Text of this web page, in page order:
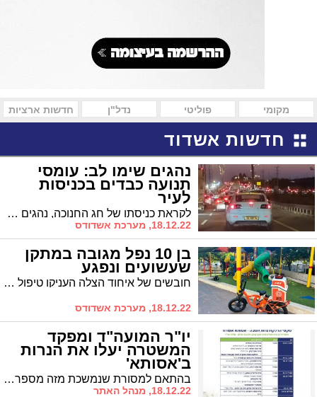
מקומי פוליטי נדל"ן חדשות ארציות
חדשות אשדוד
נהגים שימו לב: עומסי
תנועה כבדים בכניסות
לעיר
לקראת כניסתו של חג החנוכה, נהגים מדווחים בשעה זו על עומסי תנועה כבדים בכניסות לעיר * נהגים סעו בזהירות!
18.12.22, מערכת אשדודס
בן 10 נפל מגובה במתקן
שעשועים ונפגע
חובשים של איחוד הצלה העניקו טיפול רפואי ראשוני לילד בן 10 שנפגע במצב קל עד בינוני לאחר שנפל במתקן שעשועים.
18.12.22, מערכת אשדודס
יו"ר המועה"ד ומפקד
המשטרה יעלו את הנרות
ב'אסותא'
בהתאם למסורת שנמשכת מזה מספר שנים, יתקיימו הדלקות בכל יום מימי החנוכה בבית החולים. בהדלקת הנרות יכובדו בין היתר יו"ר המועה"ד וכן מפקד תחנת המשטרה בעיר
18.12.22, מנהל האתר